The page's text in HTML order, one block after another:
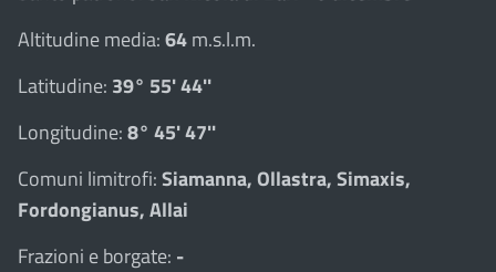
Altitudine media:64m.s.l.m.
Latitudine: 39° 55' 44''
Longitudine:8° 45' 47''
Comuni limitrofi:Siamanna, Ollastra, Simaxis,
Fordongianus, Allai
Frazioni e borgate: -